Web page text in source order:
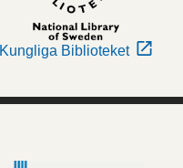
Kungliga Biblioteket